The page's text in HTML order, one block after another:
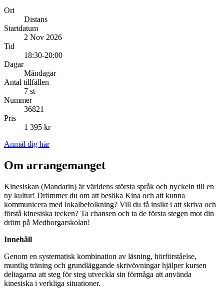
Ort
Distans
Startdatum
2 Nov 2026
Tid
18:30-20:00
Dagar
Måndagar
Antal tillfällen
7 st
Nummer
36821
Pris
1 395 kr
Anmäl dig här
Om arrangemanget
Kinesiskan (Mandarin) är världens största språk och nyckeln till en
ny kultur! Drömmer du om att besöka Kina och att kunna
kommunicera med lokalbefolkning? Vill du få insikt i att skriva och
förstå kinesiska tecken? Ta chansen och ta de första stegen mot din
dröm på Medborgarskolan!
Innehåll
Genom en systematisk kombination av läsning, hörförståelse,
muntlig träning och grundläggande skrivövningar hjälper kursen
deltagarna att steg för steg utveckla sin förmåga att använda
kinesiska i verkliga situationer.